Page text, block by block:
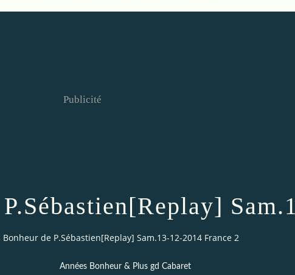
Publicité
Bonheur de P.Sébastien[Replay] Sam.13-12-2014 France 2
Années Bonheur & Plus gd Cabaret